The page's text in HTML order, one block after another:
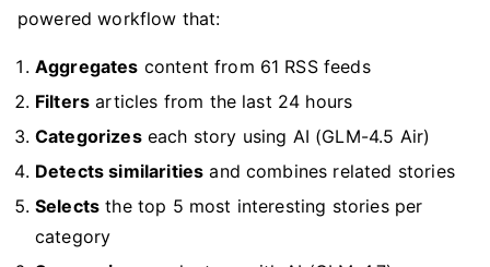
powered workflow that:
Aggregates content from 61 RSS feeds
Filters articles from the last 24 hours
Categorizeseach story using AI (GLM-4.5 Air)
Detects similarities and combines related stories
Selects the top 5 most interesting stories per
category